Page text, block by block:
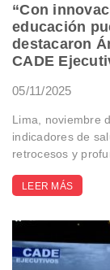
“Con
educación
destacaron
CADE
05/11/2025
Lima, noviembre
indicadores de
retrocesos y
LEER MÁS